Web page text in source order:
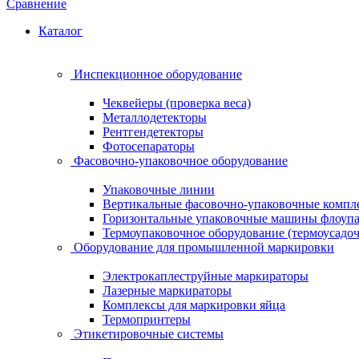
Сравнение
Каталог
Инспекционное оборудование
Чеквейеры (проверка веса)
Металлодетекторы
Рентгендетекторы
Фотосепараторы
Фасовочно-упаковочное оборудование
Упаковочные линии
Вертикальные фасовочно-упаковочные
Горизонтальные упаковочные машины
Термоупаковочное оборудование
Оборудование для промышленной маркировки
Электрокаплеструйные маркираторы
Лазерные маркираторы
Комплексы для маркировки яйца
Термопринтеры
Этикетировочные системы